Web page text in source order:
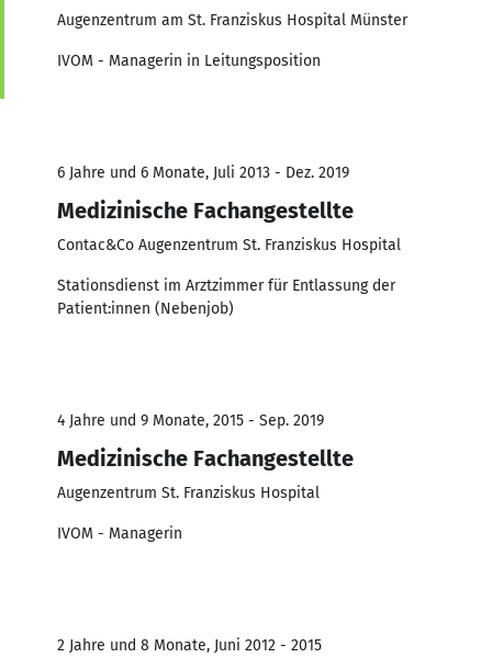
Augenzentrum am St. Franziskus Hospital Münster
IVOM - Managerin in Leitungsposition
6 Jahre und 6 Monate, Juli 2013 - Dez. 2019
Medizinische Fachangestellte
Contac&Co Augenzentrum St. Franziskus Hospital
Stationsdienst im Arztzimmer für Entlassung der
Patient:innen (Nebenjob)
4 Jahre und 9 Monate, 2015 - Sep. 2019
Medizinische Fachangestellte
Augenzentrum St. Franziskus Hospital
IVOM - Managerin
2 Jahre und 8 Monate, Juni 2012 - 2015